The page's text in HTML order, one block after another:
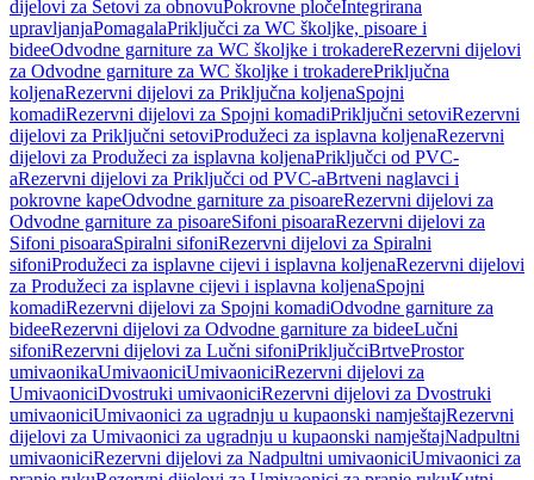
dijelovi za Setovi za obnovuPokrovne pločeIntegrirana
upravljanjaPomagalaPriključci za WC školjke, pisoare i
bideeOdvodne garniture za WC školjke i trokadereRezervni dijelovi
za Odvodne garniture za WC školjke i trokaderePriključna
koljenaRezervni dijelovi za Priključna koljenaSpojni
komadiRezervni dijelovi za Spojni komadiPriključni setoviRezervni
dijelovi za Priključni setoviProdužeci za isplavna koljenaRezervni
dijelovi za Produžeci za isplavna koljenaPriključci od PVC-
aRezervni dijelovi za Priključci od PVC-aBrtveni naglavci i
pokrovne kapeOdvodne garniture za pisoareRezervni dijelovi za
Odvodne garniture za pisoareSifoni pisoaraRezervni dijelovi za
Sifoni pisoaraSpiralni sifoniRezervni dijelovi za Spiralni
sifoniProdužeci za isplavne cijevi i isplavna koljenaRezervni dijelovi
za Produžeci za isplavne cijevi i isplavna koljenaSpojni
komadiRezervni dijelovi za Spojni komadiOdvodne garniture za
bideeRezervni dijelovi za Odvodne garniture za bideeLučni
sifoniRezervni dijelovi za Lučni sifoniPriključciBrtveProstor
umivaonikaUmivaoniciUmivaoniciRezervni dijelovi za
UmivaoniciDvostruki umivaoniciRezervni dijelovi za Dvostruki
umivaoniciUmivaonici za ugradnju u kupaonski namještajRezervni
dijelovi za Umivaonici za ugradnju u kupaonski namještajNadpultni
umivaoniciRezervni dijelovi za Nadpultni umivaoniciUmivaonici za